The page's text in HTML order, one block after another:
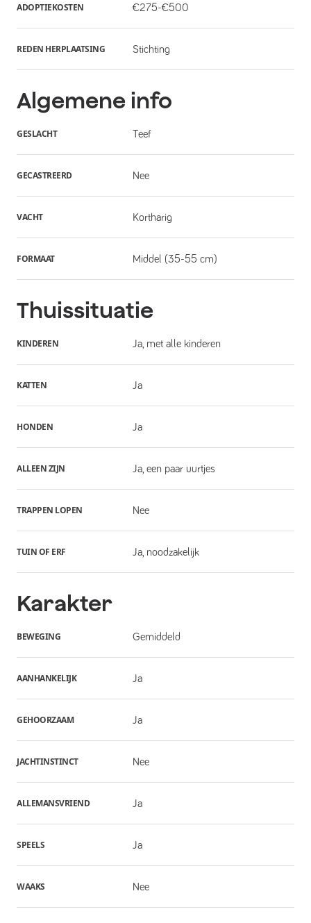
ADOPTIEKOSTEN €275-€500
REDEN HERPLAATSING Stichting
Algemene info
GESLACHT Teef
GECASTREERD Nee
VACHT Kortharig
FORMAAT Middel (35-55 cm)
Thuissituatie
KINDEREN Ja, met alle kinderen
KATTEN Ja
HONDEN Ja
ALLEEN ZIJN Ja, een paar uurtjes
TRAPPEN LOPEN Nee
TUIN OF ERF Ja, noodzakelijk
Karakter
BEWEGING Gemiddeld
AANHANKELIJK Ja
GEHOORZAAM Ja
JACHTINSTINCT Nee
ALLEMANSVRIEND Ja
SPEELS Ja
WAAKS Nee